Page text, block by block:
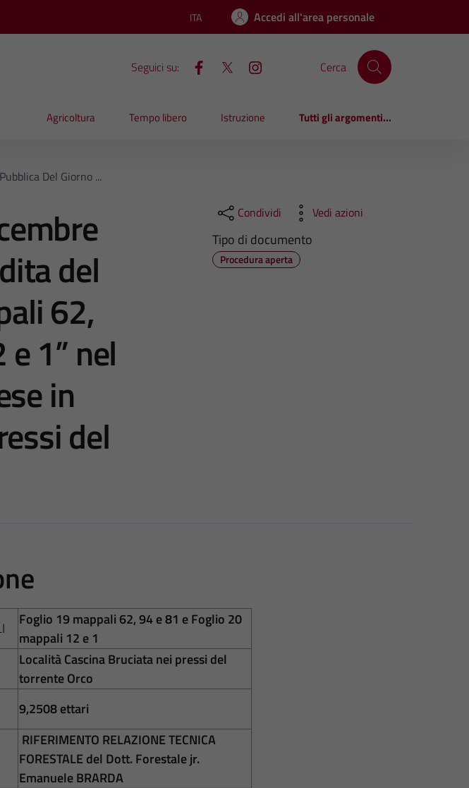
Lingua attiva:
ITA Accedi all'area personale
Seguici su: Cerca
Agricoltura Tempo libero Istruzione Tutti gli argomenti...
Del Giorno ...
del
62,
1” nel
in
del
Condividi Vedi azioni
Tipo di documento
Procedura aperta
Foglio 19 mappali 62, 94 e 81 e Foglio 20
mappali 12 e 1
Località Cascina Bruciata nei pressi del
torrente Orco
9,2508 ettari
RIFERIMENTO RELAZIONE TECNICA
FORESTALE del Dott. Forestale jr.
Emanuele BRARDA